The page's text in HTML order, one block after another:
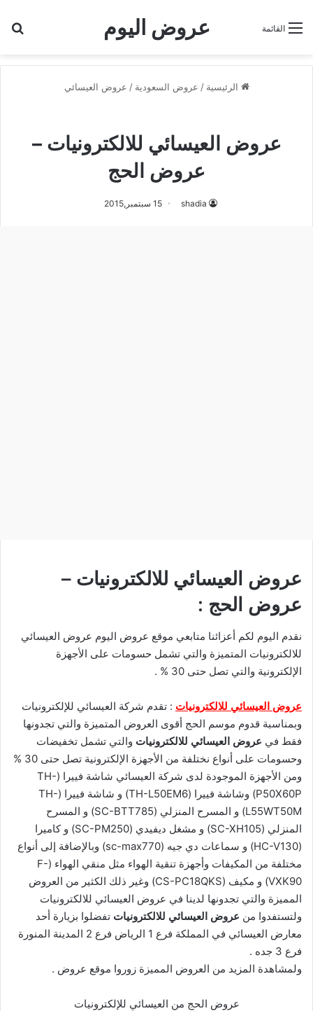
عروض اليوم القائمة
الرئيسية / عروض السعودية / عروض العيسائي
عروض العيسائي للالكترونيات –
عروض الحج
shadia 15 سبتمبر,2015
عروض العيسائي للالكترونيات –
عروض الحج :
نقدم اليوم لكم أعزائنا متابعي موقع عروض اليوم عروض العيسائي
للالكترونيات المتميزة والتي تشمل حسومات على الأجهزة
الإلكترونية والتي تصل حتى 30 % .
عروض العيسائي للالكترونيات : تقدم شركة العيسائي للإلكترونيات
وبمناسبة قدوم موسم الحج أقوى العروض المتميزة والتي تجدونها
فقط في عروض العيسائي للالكترونيات والتي تشمل تخفيضات
وحسومات على أنواع نختلفة من الأجهزة الإلكترونية تصل حتى 30 %
ومن الأجهزة الموجودة لدى شركة العيسائي شاشة فييرا (TH-
P50X60P) وشاشة فييرا (TH-L50EM6) و شاشة فييرا (TH-
L55WT50M) و المسرح المنزلي (SC-BTT785) و المسرح
المنزلي (SC-XH105) و مشغل ديفيدي (SC-PM250) و كاميرا
(HC-V130) و سماعات دي جيه (sc-max770) وبالإضافة إلى أنواع
مختلفة من المكيفات وأجهزة تنقية الهواء مثل منقي الهواء (F-
VXK90) و مكيف (CS-PC18QKS) وغير ذلك الكثير من العروض
المميزة والتي تجدونها لدينا في عروض العيسائي للالكترونيات
ولتستفدوا من عروض العيسائي للالكترونيات تفضلوا بزيارة أحد
معارض العيسائي في المملكة فرع 1 الرياض فرع 2 المدينة المنورة
فرع 3 جده .
ولمشاهدة المزيد من العروض المميزة زوروا موقع عروض .
عروض الحج من العيسائي للإلكترونيات